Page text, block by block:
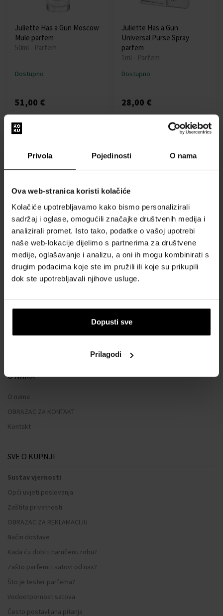
Privola Pojedinosti O nama
Ova web-stranica koristi kolačiće
Kolačiće upotrebljavamo kako bismo personalizirali
sadržaj i oglase, omogućili značajke društvenih medija i
analizirali promet. Isto tako, podatke o vašoj upotrebi
naše web-lokacije dijelimo s partnerima za društvene
medije, oglašavanje i analizu, a oni ih mogu kombinirati s
drugim podacima koje ste im pružili ili koje su prikupili
dok ste upotrebljavali njihove usluge.
Dopusti sve
Prilagodi
Juliette Has a Gun Moscow
Mule parfem
50ml - Parfem
Dostupno
51,00 €
Juliette Has a Gun
Universal Purse Spray
parfem
1ml - Parfem
Dostupno
28,00 €
Juliette Has A Gun Luxury
Collection In The Mood For
Oud Parfemska voda
75ml - Parfemske vode -
Unisex
Dostupno
112,00 €
Juliette Has A Gun Luxury
Collection Oil Fiction
Parfemska voda
75ml - Parfemske vode -
Unisex
Dostupno
119,00 €
1
O NAMA
O nama
OBRAZAC ZA KONTAKT
Kontakt
SVE O KUPNJI
Sustav vjernosti
Opći uvjeti poslovanja
Zaštita privatnosti
OBRAZAC ZA REKLAMACIJU
Način dostave
Kada ću dobiti naručenu robu?
Zašto parfemi i satovi od nas?
Što je tester parfema?
Vodootpornost satova
Često postavljana pitanja